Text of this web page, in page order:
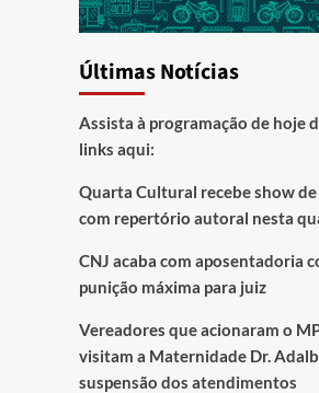
Últimas Notícias
Assista à programação de hoje
links aqui:
Quarta Cultural recebe show
com repertório autoral nesta
CNJ acaba com aposentadoria
punição máxima para juiz
Vereadores que acionaram o
visitam a Maternidade Dr.
suspensão dos atendimentos